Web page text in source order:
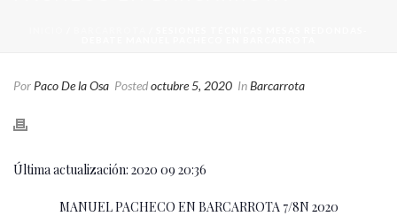
Por Paco De la Osa Postedoctubre 5, 2020 InBarcarrota
Última actualización: 2020 09 20:36
MANUEL PACHECO EN BARCARROTA 7/8N 2020